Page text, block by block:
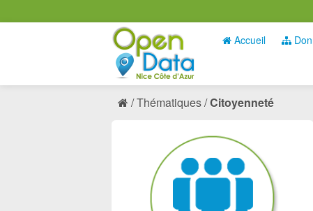
Accueil
Thématiques Citoyenneté